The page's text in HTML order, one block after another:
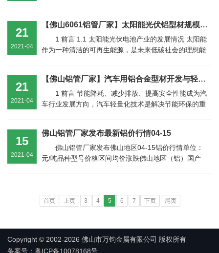
21
2021-04
【佛山6061铝管厂家】太阳能光伏铝型材规模化消费的质量控制
1 前言 1.1 太阳能光伏电池产业的发展情况 太阳能
作为一种清洁的可再生能源，是未来低碳社会的理想能
21
2021-04
【佛山铝管厂家】汽车用铝合金型材开发与轻量化运用
1 前言 节能降耗、减少排放、提高安全性能成为汽
车行业发展方向，汽车轻量化技术是解决节能环保的重
15
2021-04
佛山铝管厂家发布最新铝价行情04-15
佛山铝管厂家发布佛山地区04-15铝价行情单位：
元/吨品种型号价格区间均价涨跌佛山地区（铝）国产
首页 上页 3 4 5 6 7 下页 尾页
Copyright © 2002-2026 佛山市万钧金属有限公司 版权所有
备案号：粤ICP备10078168号